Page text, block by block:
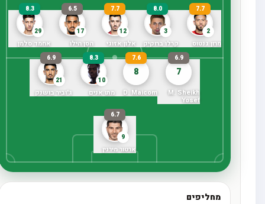
7.7
מרון גנטוס
8.0
קרלו ברוקיק
7.7
אלון אזוגי
6.5
הסן הילו
8.3
אחמד סלמן
7
6.9
M. Sheikh
Yosef
8
7.6
D. Maicom
8.3
מתו אנים
6.9
ג'וביר בושנק
6.7
ארטור מירנין
מחליפים